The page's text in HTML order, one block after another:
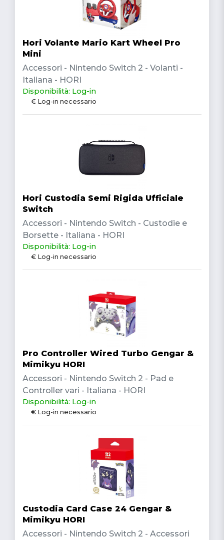
Hori Volante Mario Kart Wheel Pro
Mini
Accessori - Nintendo Switch 2 - Volanti -
Italiana - HORI
Disponibilità: Log-in
€ Log-in necessario
Hori Custodia Semi Rigida Ufficiale
Switch
Accessori - Nintendo Switch - Custodie e
Borsette - Italiana - HORI
Disponibilità: Log-in
€ Log-in necessario
Pro Controller Wired Turbo Gengar &
Mimikyu HORI
Accessori - Nintendo Switch 2 - Pad e
Controller vari - Italiana - HORI
Disponibilità: Log-in
€ Log-in necessario
Custodia Card Case 24 Gengar &
Mimikyu HORI
Accessori - Nintendo Switch 2 - Accessori